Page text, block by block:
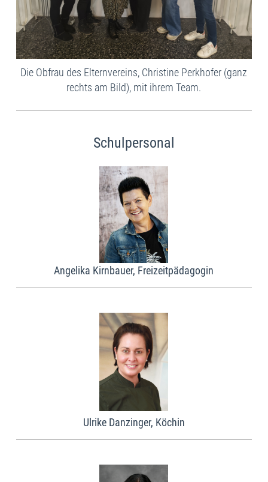
Die Obfrau des Elternvereins, Christine Perkhofer (ganz
rechts am Bild), mit ihrem Team.
Schulpersonal
Angelika Kirnbauer, Freizeitpädagogin
Ulrike Danzinger, Köchin